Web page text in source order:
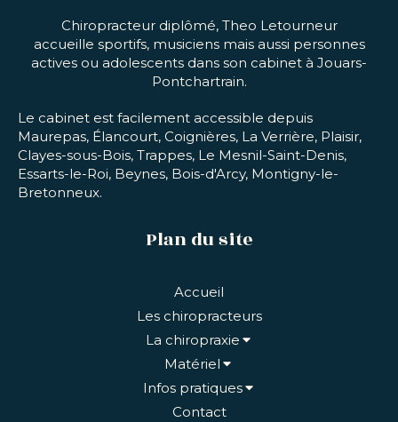
Chiropracteur diplômé, Theo Letourneur
accueille sportifs, musiciens mais aussi personnes
actives ou adolescents dans son cabinet à Jouars-
Pontchartrain.
Le cabinet est facilement accessible depuis
Maurepas, Élancourt, Coignières, La Verrière, Plaisir,
Clayes-sous-Bois, Trappes, Le Mesnil-Saint-Denis,
Essarts-le-Roi, Beynes, Bois-d'Arcy, Montigny-le-
Bretonneux.
Plan du site
Accueil
Les chiropracteurs
La chiropraxie
Matériel
Infos pratiques
Contact